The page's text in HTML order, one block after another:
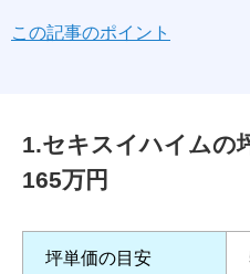
この記事のポイント
1.セキスイハイムの
165万円
坪単価の目安